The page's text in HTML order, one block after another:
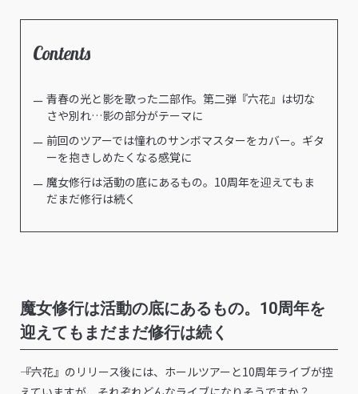
Contents
青春の光と影を歌った二部作。第二弾『六花』は切な
さや別れ…影の部分がテーマに
前回のツアーでは憧れのサンボマスターをカバー。ギタ
ーを抱きしめたくなる感覚に
魔女修行は活動の底にあるもの。10周年を迎えてもま
だまだ修行は続く
魔女修行は活動の底にあるもの。10周年を
迎えてもまだまだ修行は続く
――『六花』のリリース後には、ホールツアーと10周年ライブが控